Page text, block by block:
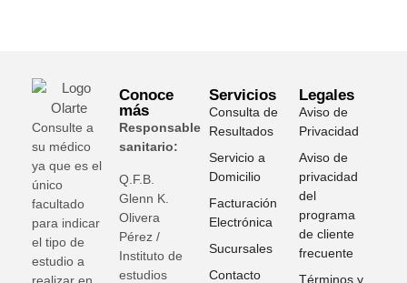
Consulte a
su médico
ya que es el
único
facultado
para indicar
el tipo de
estudio a
Conoce
más
Responsable
sanitario:
Q.F.B.
Glenn K
Olivera
Pérez /
Instituto de
estudios
Servicios
Consulta de
Resultados
Servicio a
Domicilio
Facturación
Electrónica
Sucursales
Contacto
Legales
Aviso de
Privacidad
Aviso de
privacidad
del
programa
de cliente
frecuente
Términos y